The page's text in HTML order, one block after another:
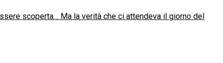
scoperta… Ma la verità che ci attendeva il giorno del